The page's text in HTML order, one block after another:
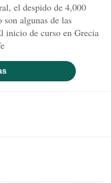
el despido de 4,000
algunas de las
inicio de curso en Grecia